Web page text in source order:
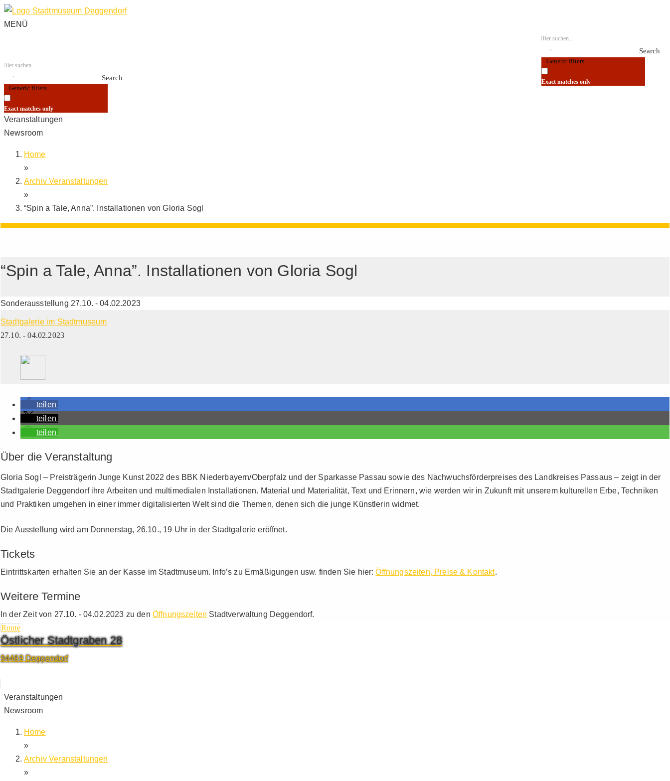
MENÜ
Search
Generic filters
Exact matches only
Search
Generic filters
Exact matches only
Veranstaltungen
Newsroom
Home
»
Archiv Veranstaltungen
»
“Spin a Tale, Anna”. Installationen von Gloria Sogl
“Spin a Tale, Anna”. Installationen von Gloria Sogl
Sonderausstellung 27.10. - 04.02.2023
Stadtgalerie im Stadtmuseum
27.10. - 04.02.2023
teilen
teilen
teilen
Über die Veranstaltung
Gloria Sogl – Preisträgerin Junge Kunst 2022 des BBK Niederbayern/Oberpfalz und der Sparkasse Passau sowie des Nachwuchsförderpreises des Landkreises Passaus – zeigt in der
Stadtgalerie Deggendorf ihre Arbeiten und multimedialen Installationen. Material und Materialität, Text und Erinnern, wie werden wir in Zukunft mit unserem kulturellen Erbe, Techniken
und Praktiken umgehen in einer immer digitalisierten Welt sind die Themen, denen sich die junge Künstlerin widmet.
Die Ausstellung wird am Donnerstag, 26.10., 19 Uhr in der Stadtgalerie eröffnet.
Tickets
Eintrittskarten erhalten Sie an der Kasse im Stadtmuseum. Info’s zu Ermäßigungen usw. finden Sie hier:Öffnungszeiten, Preise & Kontakt.
Weitere Termine
In der Zeit von 27.10. - 04.02.2023 zu den Öffnungszeiten Stadtverwaltung Deggendorf.
Route
Östlicher Stadtgraben 28
94469 Deggendorf
Veranstaltungen
Newsroom
Home
»
Archiv Veranstaltungen
»